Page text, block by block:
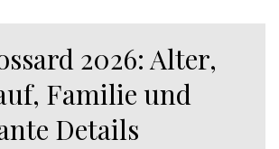
2026: Alter,
Familie und
Details